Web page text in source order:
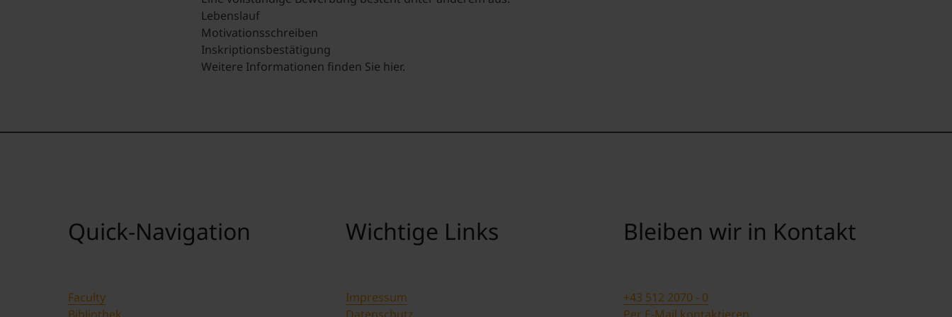
Lebenslauf
Motivationsschreiben
Inskriptionsbestätigung
Weitere Informationen finden Sie hier.
Quick-Navigation
Faculty
Wichtige Links
Impressum
Bleiben wir in Kontakt
+43 512 2070 - 0